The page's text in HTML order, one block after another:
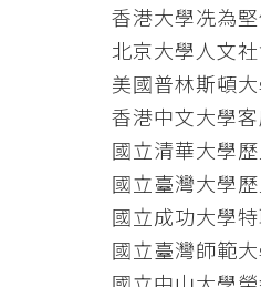
香港大學冼為
北京大學人文
美國普林斯頓
香港中文大學
國立清華大學
國立臺灣大學
國立成功大學
國立臺灣師範